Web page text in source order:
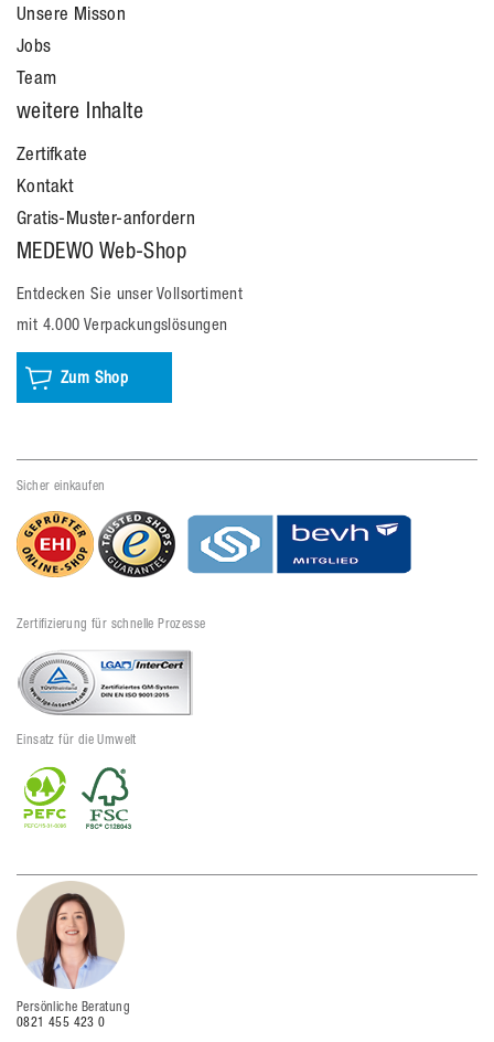
Unsere Misson
Jobs
Team
weitere Inhalte
Zertifkate
Kontakt
Gratis-Muster-anfordern
MEDEWO Web-Shop
Entdecken Sie unser Vollsortiment
mit 4.000 Verpackungslösungen
Zum Shop
Sicher einkaufen
Zertifizierung für schnelle Prozesse
Einsatz für die Umwelt
Persönliche Beratung
0821 455 423 0